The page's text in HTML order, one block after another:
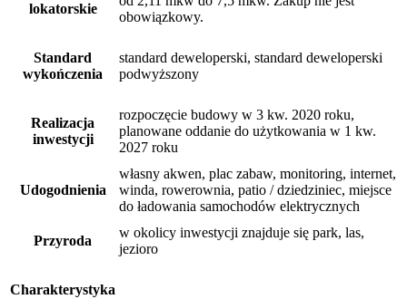
lokatorskie
obowiązkowy.
Standard
wykończenia
standard deweloperski, standard deweloperski
podwyższony
Realizacja
inwestycji
rozpoczęcie budowy w 3 kw. 2020 roku,
planowane oddanie do użytkowania w 1 kw.
2027 roku
Udogodnienia
własny akwen, plac zabaw, monitoring, internet,
winda, rowerownia, patio / dziedziniec, miejsce
do ładowania samochodów elektrycznych
Przyroda
w okolicy inwestycji znajduje się park, las,
jezioro
Charakterystyka